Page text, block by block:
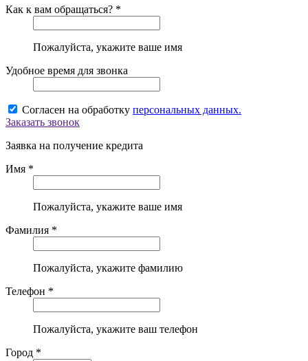
Как к вам обращаться? *
Пожалуйста, укажите ваше имя
Удобное время для звонка
Согласен на обработку персональных данных.
Заказать звонок
Заявка на получение кредита
Имя *
Пожалуйста, укажите ваше имя
Фамилия *
Пожалуйста, укажите фамилию
Телефон *
Пожалуйста, укажите ваш телефон
Город *